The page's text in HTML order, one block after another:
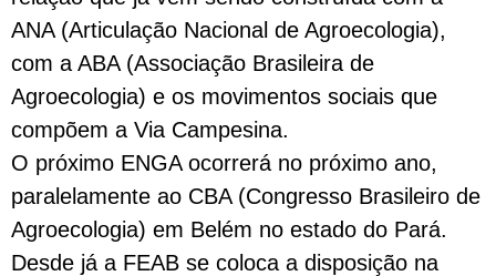
ANA (Articulação Nacional de Agroecologia),
com a ABA (Associação Brasileira de
Agroecologia) e os movimentos sociais que
compõem a Via Campesina.
O próximo ENGA ocorrerá no próximo ano,
paralelamente ao CBA (Congresso Brasileiro de
Agroecologia) em Belém no estado do Pará.
Desde já a FEAB se coloca a disposição na